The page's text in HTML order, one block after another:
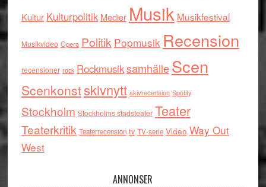
Kultur Kulturpolitik Medier Musik Musikfestival
Musikvideo Opera Politik Popmusik Recension
recensioner rock RockmusiksamhälleScen
Scenkonstskivnytt skivrecension Spotify
Stockholm Stockholms stadsteater Teater
Teaterkritik Teaterrecension tv TV-serie Video Way Out
West
ANNONSER